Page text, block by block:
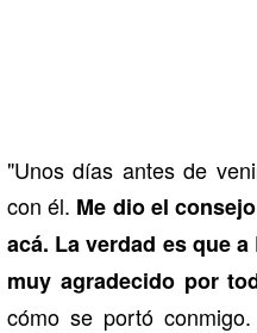
"Unos días antes de
con él. Me dio el
acá. La verdad es que
muy agradecido por
cómo se portó